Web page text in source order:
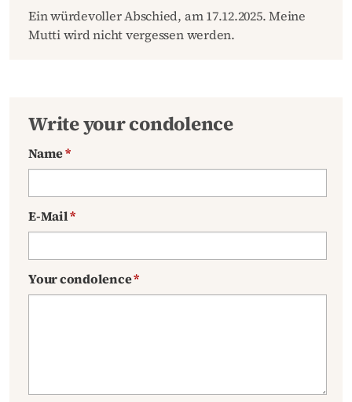
Ein würdevoller Abschied, am 17.12.2025. Meine
Mutti wird nicht vergessen werden.
Write your condolence
Name*
E-Mail*
Your condolence*